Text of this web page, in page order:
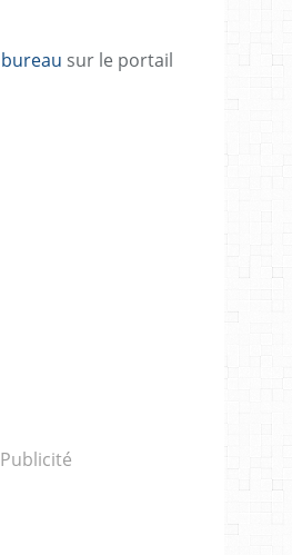
bureau sur le portail
Publicité